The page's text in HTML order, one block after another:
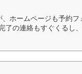
ホームページも予約
了の連絡もすぐくるし